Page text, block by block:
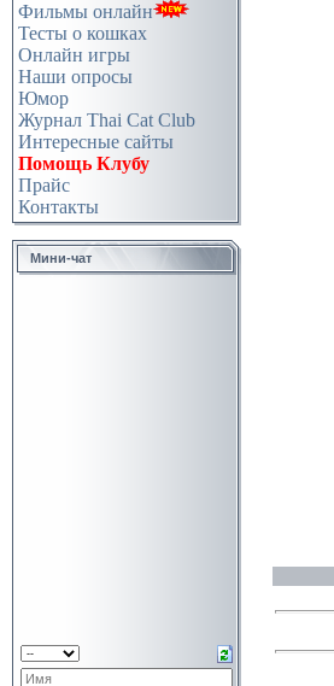
Фильмы онлайн
Тесты о кошках
Онлайн игры
Наши опросы
Юмор
Журнал Thai Cat Club
Интересные сайты
Помощь Клубу
Прайс
Контакты
Мини-чат